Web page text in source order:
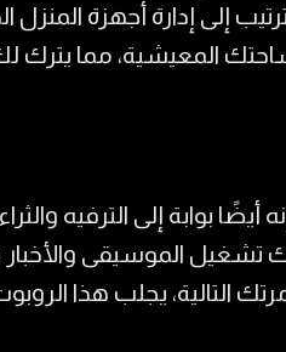
إلى إدارة أجهزة المنزل
المعيشية، مما يترك
بوابة إلى الترفيه
الموسيقى والأخبار
يجلب هذا الروبوت